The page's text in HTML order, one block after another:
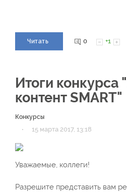
Читать 0 +1
Итоги конкурса
контент SMART"
Конкурсы
· 15 марта 2017, 13:18
Уважаемые, коллеги!
Разрешите представить вам